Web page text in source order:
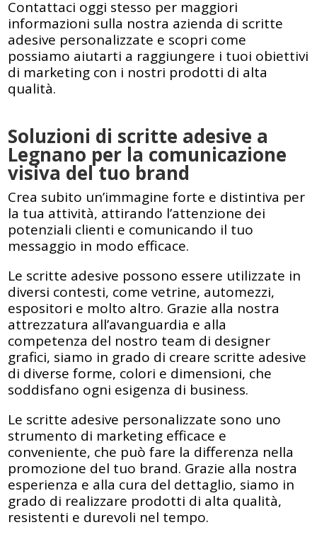
Contattaci oggi stesso per maggiori
informazioni sulla nostra azienda di scritte
adesive personalizzate e scopri come
possiamo aiutarti a raggiungere i tuoi obiettivi
di marketing con i nostri prodotti di alta
qualità.
Soluzioni di scritte adesive a
Legnano per la comunicazione
visiva del tuo brand
Crea subito un’immagine forte e distintiva per
la tua attività, attirando l’attenzione dei
potenziali clienti e comunicando il tuo
messaggio in modo efficace.
Le scritte adesive possono essere utilizzate in
diversi contesti, come vetrine, automezzi,
espositori e molto altro. Grazie alla nostra
attrezzatura all’avanguardia e alla
competenza del nostro team di designer
grafici, siamo in grado di creare scritte adesive
di diverse forme, colori e dimensioni, che
soddisfano ogni esigenza di business.
Le scritte adesive personalizzate sono uno
strumento di marketing efficace e
conveniente, che può fare la differenza nella
promozione del tuo brand. Grazie alla nostra
esperienza e alla cura del dettaglio, siamo in
grado di realizzare prodotti di alta qualità,
resistenti e durevoli nel tempo.